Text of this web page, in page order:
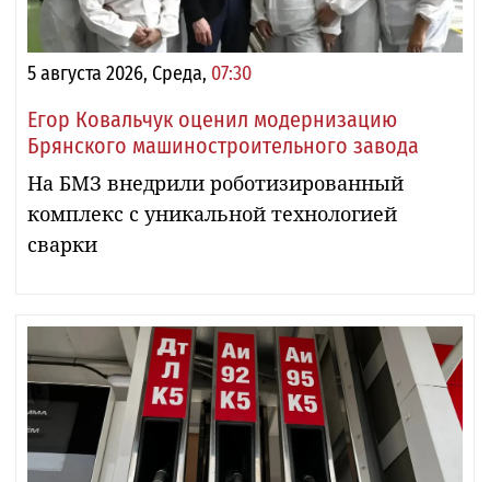
5 августа 2026, Среда, 07:30
Егор Ковальчук оценил модернизацию
Брянского машиностроительного завода
На БМЗ внедрили роботизированный
комплекс с уникальной технологией
сварки